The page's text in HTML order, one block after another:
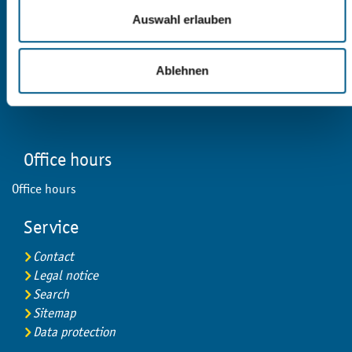
Auswahl erlauben
Ablehnen
08468 Reichenbach im Vogtland
+49 (0)3765 | 524 - 0
Office hours
Office hours
Service
Contact
Legal notice
Search
Sitemap
Data protection